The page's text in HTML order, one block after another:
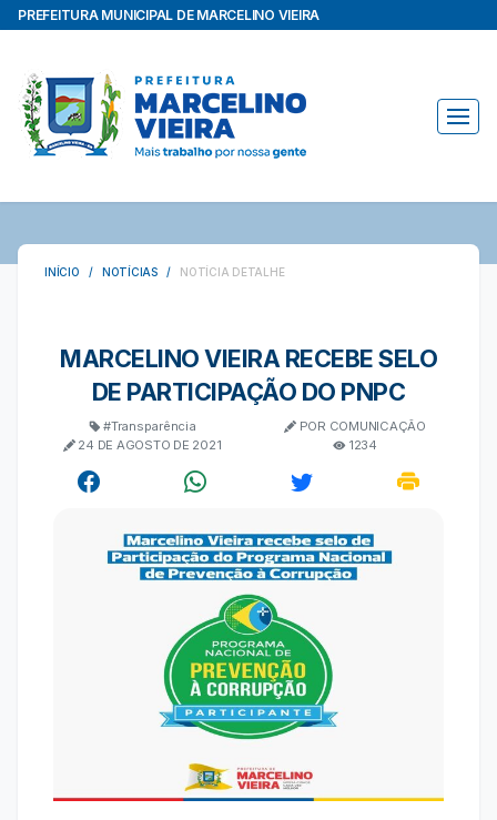
PREFEITURA MUNICIPAL DE MARCELINO VIEIRA
INÍCIO / NOTÍCIAS / NOTÍCIA DETALHE
MARCELINO VIEIRA RECEBE SELO
DE PARTICIPAÇÃO DO PNPC
#Transparência
POR COMUNICAÇÃO
24 DE AGOSTO DE 2021
1234